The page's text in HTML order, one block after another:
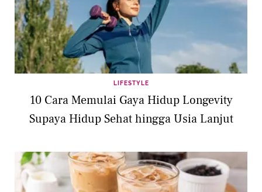
LIFESTYLE
10 Cara Memulai Gaya Hidup Longevity
Supaya Hidup Sehat hingga Usia Lanjut